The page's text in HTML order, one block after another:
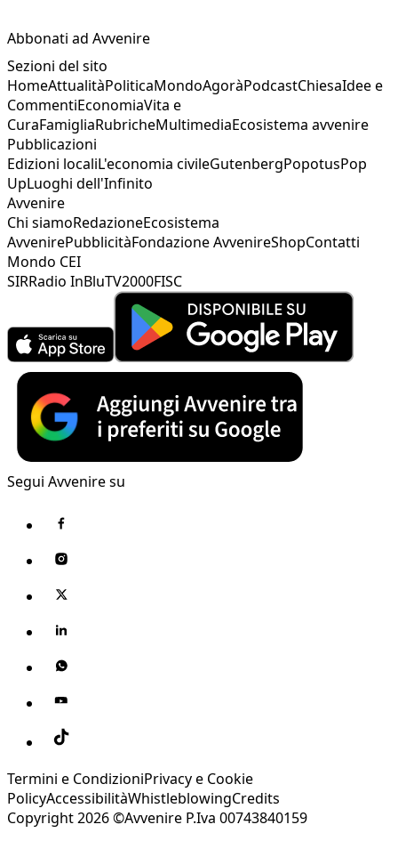
Abbonati ad Avvenire
Sezioni del sito
HomeAttualitàPoliticaMondoAgoràPodcastChiesaIdee e
CommentiEconomiaVita e
CuraFamigliaRubricheMultimediaEcosistema avvenire
Pubblicazioni
Edizioni localiL'economia civileGutenbergPopotusPop
UpLuoghi dell'Infinito
Avvenire
Chi siamoRedazioneEcosistema
AvvenirePubblicitàFondazione AvvenireShopContatti
Mondo CEI
SIRRadio InBluTV2000FISC
Segui Avvenire su
Termini e CondizioniPrivacy e Cookie
PolicyAccessibilitàWhistleblowingCredits
Copyright 2026 ©Avvenire P.Iva 00743840159